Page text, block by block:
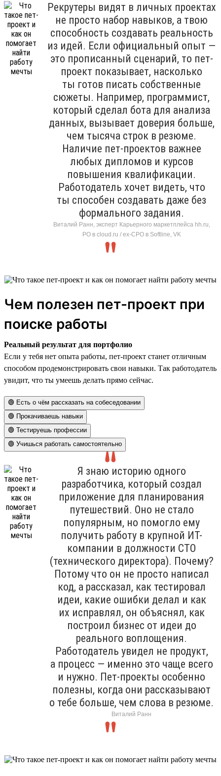
Рекрутеры видят в личных проектах
не просто набор навыков, а твою
способность создавать реальность
из идей. Если официальный опыт —
это прописанный сценарий, то пет-
проект показывает, насколько
ты готов писать собственные
сюжеты. Например, программист,
который сделал бота для анализа
данных, вызывает доверия больше,
чем тысяча строк в резюме.
Наличие пет-проектов важнее
любых дипломов и курсов
повышения квалификации.
Работодатель хочет видеть, что
ты способен создавать даже без
формального задания.
Виталий Ранн, эксперт Карьерного маркетплейса hh.ru,
PO в cloud.ru / ex-CPO в Softline, VK
Чем полезен пет-проект при
поиске работы
Реальный результат для портфолио
Если у тебя нет опыта работы, пет-проект станет отличным
способом продемонстрировать свои навыки. Так работодатель
увидит, что ты умеешь делать прямо сейчас.
🟢 Есть о чём рассказать на собеседовании
🟢 Прокачиваешь навыки
🟢 Тестируешь профессии
🟢 Учишься работать самостоятельно
Я знаю историю одного
разработчика, который создал
приложение для планирования
путешествий. Оно не стало
популярным, но помогло ему
получить работу в крупной ИТ-
компании в должности СТО
(технического директора). Почему?
Потому что он не просто написал
код, а рассказал, как тестировал
идеи, какие ошибки делал и как
их исправлял, он объяснял, как
построил бизнес от идеи до
реального воплощения.
Работодатель увидел не продукт,
а процесс — именно это чаще всего
и нужно. Пет-проекты особенно
полезны, когда они рассказывают
о тебе больше, чем слова в резюме.
Виталий Ранн